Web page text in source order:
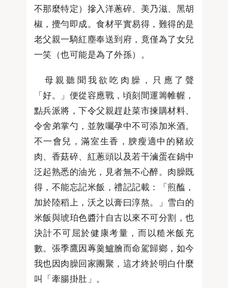
不那麼特定）摻入洋蔥碎、美乃滋、黑胡
椒，攪勻即成。食材平實易得，難得的是
老父親一騎紅塵奉送到府，竟僅為了女兒
一笑（也可能是為了外孫）。
母親聽聞我欲吃肉臊，只應了聲
「好。」便從容應戰，頃刻間運籌帷幄，
點兵派將，下令父親趕赴菜市揀購材料、
令舍弟掌勺，並敦囑孕中不可添加米酒。
不一會兒，滿室生香，腴瘦適中的豬絞
肉、香菇碎、紅蔥頭以及若干滷蛋在鍋中
泛起熟悉的油光，見者無不心醉。肉臊既
得，不能忘記米飯，禮記記載：「煎醢，
加於陸稻上，沃之以膏曰淳熬。」雪白的
米飯與琥珀色醬汁自古以來不可分割，也
決計不可屈於健康考量，而以糙米飯充
數。張季鷹因蓴羹鱸膾而命駕歸鄉，如今
我也因肉臊回家團聚，這才終於明白什麼
叫「牽腸掛肚」。